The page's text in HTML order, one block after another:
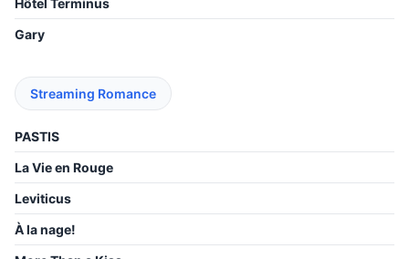
Gary
Streaming Romance
PASTIS
La Vie en Rouge
Leviticus
À la nage!